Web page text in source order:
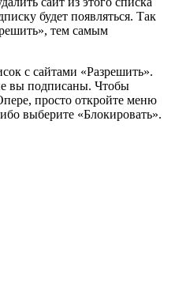
будет появляться. Так
тем самым
с сайтами «Разрешить».
вы подписаны. Чтобы
просто откройте меню
выберите «Блокировать».